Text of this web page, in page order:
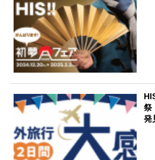
祭
発